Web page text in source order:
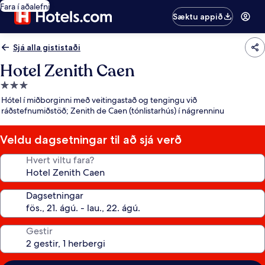
Fara í aðalefni
Sæktu appið
Sjá alla gististaði
Hotel Zenith Caen
3.0
stjörnu
gististaður
Hótel í miðborginni með veitingastað og tengingu við
ráðstefnumiðstöð; Zenith de Caen (tónlistarhús) í nágrenninu
Veldu dagsetningar til að sjá verð
Hvert viltu fara?
Dagsetningar
Gestir